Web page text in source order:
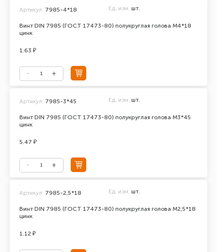
Винт DIN 7985 (ГОСТ 17473-80) полукруглая голова М4*18
цинк
Артикул: 7985-4*18 Ед. изм. шт.
1.63 ₽
Винт DIN 7985 (ГОСТ 17473-80) полукруглая голова М3*45
цинк
Артикул: 7985-3*45 Ед. изм. шт.
5.47 ₽
Винт DIN 7985 (ГОСТ 17473-80) полукруглая голова М2,5*18
цинк
Артикул: 7985-2,5*18 Ед. изм. шт.
1.12 ₽